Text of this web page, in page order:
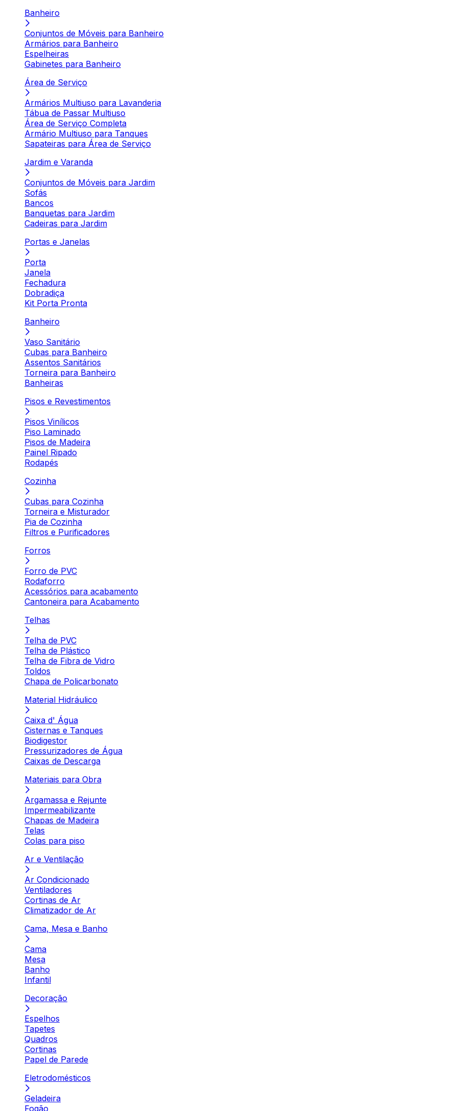
Banheiro
Conjuntos de Móveis para Banheiro
Armários para Banheiro
Espelheiras
Gabinetes para Banheiro
Área de Serviço
Armários Multiuso para Lavanderia
Tábua de Passar Multiuso
Área de Serviço Completa
Armário Multiuso para Tanques
Sapateiras para Área de Serviço
Jardim e Varanda
Conjuntos de Móveis para Jardim
Sofás
Bancos
Banquetas para Jardim
Cadeiras para Jardim
Portas e Janelas
Porta
Janela
Fechadura
Dobradiça
Kit Porta Pronta
Banheiro
Vaso Sanitário
Cubas para Banheiro
Assentos Sanitários
Torneira para Banheiro
Banheiras
Pisos e Revestimentos
Pisos Vinílicos
Piso Laminado
Pisos de Madeira
Painel Ripado
Rodapés
Cozinha
Cubas para Cozinha
Torneira e Misturador
Pia de Cozinha
Filtros e Purificadores
Forros
Forro de PVC
Rodaforro
Acessórios para acabamento
Cantoneira para Acabamento
Telhas
Telha de PVC
Telha de Plástico
Telha de Fibra de Vidro
Toldos
Chapa de Policarbonato
Material Hidráulico
Caixa d' Água
Cisternas e Tanques
Biodigestor
Pressurizadores de Água
Caixas de Descarga
Materiais para Obra
Argamassa e Rejunte
Impermeabilizante
Chapas de Madeira
Telas
Colas para piso
Ar e Ventilação
Ar Condicionado
Ventiladores
Cortinas de Ar
Climatizador de Ar
Cama, Mesa e Banho
Cama
Mesa
Banho
Infantil
Decoração
Espelhos
Tapetes
Quadros
Cortinas
Papel de Parede
Eletrodomésticos
Geladeira
Fogão